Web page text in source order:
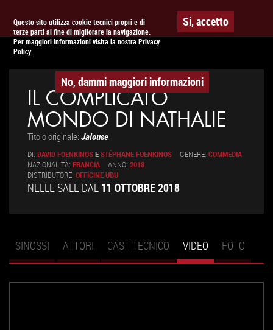
Questo sito utilizza cookie tecnici propri e di
terze parti al fine di migliorare la navigazione.
Per maggiori informazioni visita la nostra Privacy
Policy.
Si, accetto
No, dammi maggiori informazioni
APPUNTAMENTO AL CINEMA
IL COMPLICATO
MONDO DI NATHALIE
Titolo originale: Jalouse
DI: DAVID FOENKINOSESTÉPHANE FOENKINOS GENERE: COMMEDIA
NAZIONALITÀ: FRANCIA ANNO: 2018
DISTRIBUTORE: OFFICINE UBU
NELLE SALE DAL 11 OTTOBRE 2018
Schede primarie
SINOSSI ATTORI CAST TECNICO VIDEO (SCHEDA
ATTIVA)
FOTO